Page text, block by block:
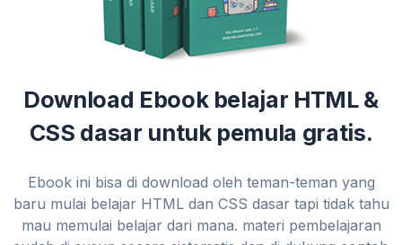
Download Ebook belajar HTML &
CSS dasar untuk pemula gratis.
Ebook ini bisa di download oleh teman-teman yang
baru mulai belajar HTML dan CSS dasar tapi tidak tahu
mau memulai belajar dari mana. materi pembelajaran